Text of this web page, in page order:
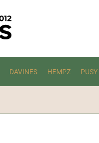
DAVINES HEMPZ PUSY